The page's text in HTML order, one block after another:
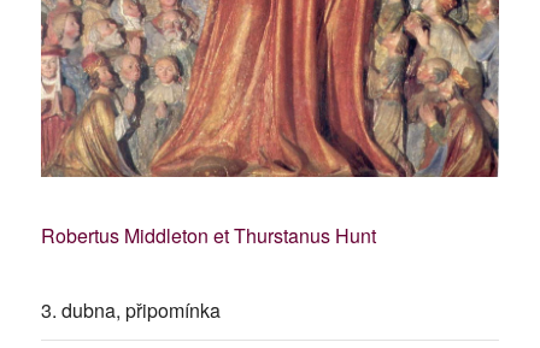
Robertus Middleton et Thurstanus Hunt
3. dubna, připomínka